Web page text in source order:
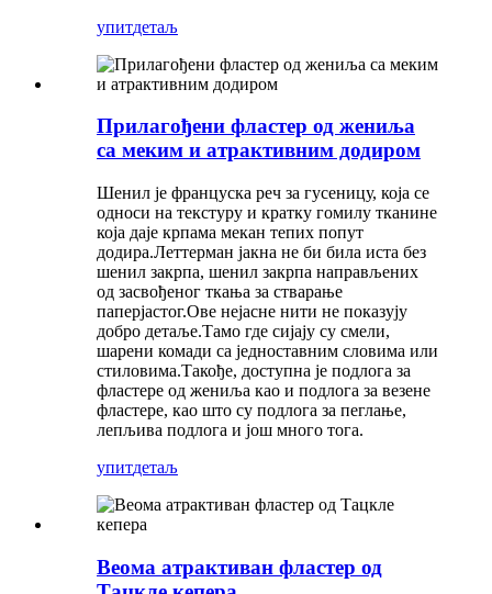
упитдетаљ
Прилагођени фластер од жениља
са меким и атрактивним додиром
Шенил је француска реч за гусеницу, која се
односи на текстуру и кратку гомилу тканине
која даје крпама мекан тепих попут
додира.Леттерман јакна не би била иста без
шенил закрпа, шенил закрпа направљених
од засвођеног ткања за стварање
паперјастог.Ове нејасне нити не показују
добро детаље.Тамо где сијају су смели,
шарени комади са једноставним словима или
стиловима.Такође, доступна је подлога за
фластере од жениља као и подлога за везене
фластере, као што су подлога за пеглање,
лепљива подлога и још много тога.
упитдетаљ
Веома атрактиван фластер од